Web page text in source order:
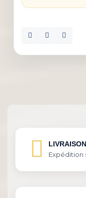
Expédition